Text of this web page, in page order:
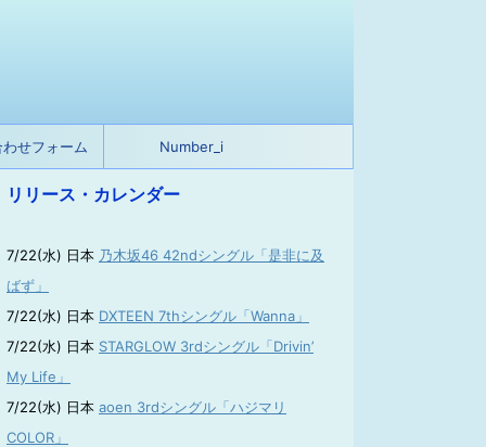
せフォーム Number_i
リリース・カレンダー
7/22(水) 日本 乃木坂46 42ndシングル「是非に及
ばず」
7/22(水) 日本 DXTEEN 7thシングル「Wanna」
7/22(水) 日本 STARGLOW 3rdシングル「Drivin’
My Life」
7/22(水) 日本 aoen 3rdシングル「ハジマリ
COLOR」